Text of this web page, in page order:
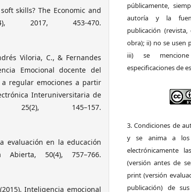
skills? The Economic and
2017, 453-470.
Viloria, C., & Fernandes
Emocional docente del
regular emociones a partir
Interuniversitaria de
25(2), 145–157.
evaluación en la educación
50(4), 757–766.
Inteligencia emocional
públicamente,
autoría y la
publicación
obra); ii) no se usen
iii) se
especificaciones de
3. Condiciones de
y se anima a
electrónicamente
(versión antes de
print (versión
publicación) de